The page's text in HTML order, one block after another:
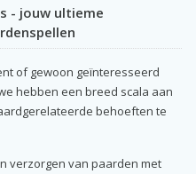
- jouw ultieme
of gewoon geïnteresseerd
hebben een breed scala aan
behoeften te
verzorgen van paarden met